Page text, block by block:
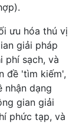
ưu hóa thú vị
giải pháp
phí sạch, và
đề 'tìm kiếm',
nhận dạng
gian giải
phức tạp, và